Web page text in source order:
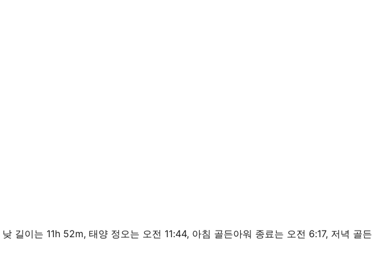
이는 11h 52m, 태양 정오는 오전 11:44, 아침 골든아워 종료는 오전 6:17, 저녁 골든